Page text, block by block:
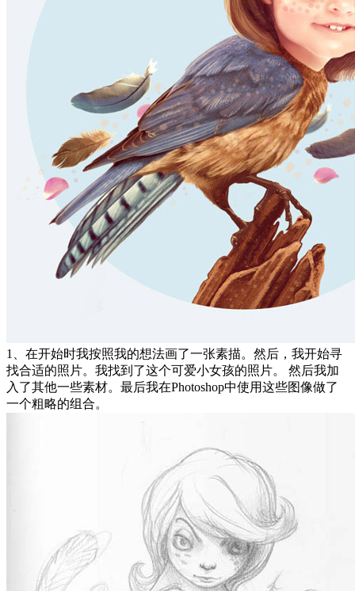
1、在开始时我按照我的想法画了一张素描。然后，我开始寻
找合适的照片。我找到了这个可爱小女孩的照片。 然后我加
入了其他一些素材。最后我在Photoshop中使用这些图像做了
一个粗略的组合。